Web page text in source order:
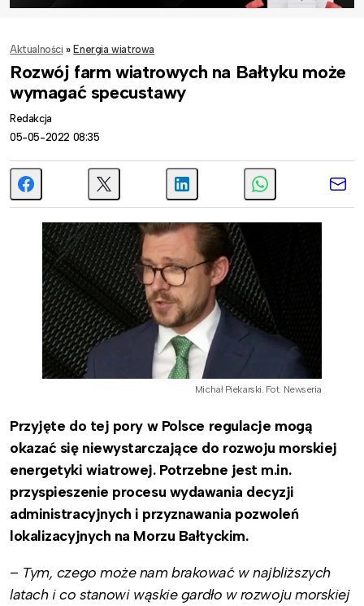
Aktualności » Energia wiatrowa
Rozwój farm wiatrowych na Bałtyku może
wymagać specustawy
Redakcja
05-05-2022 08:35
Michał Piekarski. Fot. Newseria
Przyjęte do tej pory w Polsce regulacje mogą
okazać się niewystarczające do rozwoju morskiej
energetyki wiatrowej. Potrzebne jest m.in.
przyspieszenie procesu wydawania decyzji
administracyjnych i przyznawania pozwoleń
lokalizacyjnych na Morzu Bałtyckim.
– Tym, czego może nam brakować w najbliższych
latach i co stanowi wąskie gardło w rozwoju morskiej